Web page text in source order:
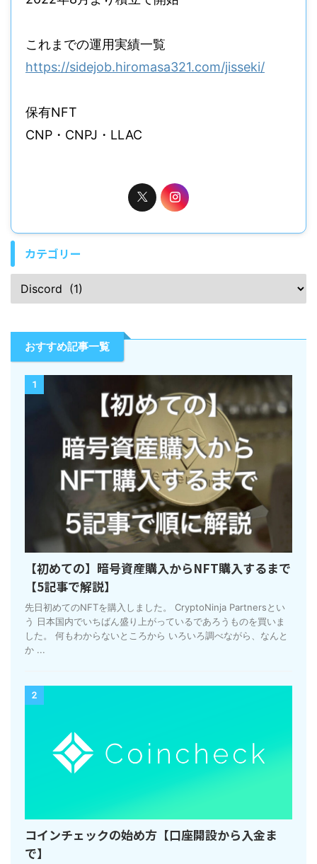
これまでの運用実績一覧
https://sidejob.hiromasa321.com/jisseki/
保有NFT
CNP・CNPJ・LLAC
カテゴリー
おすすめ記事一覧
1
【初めての】暗号資産購入からNFT購入するまで
【5記事で解説】
先日初めてのNFTを購入しました。 CryptoNinja Partnersとい
う 日本国内でいちばん盛り上がっているであろうものを買いま
した。 何もわからないところから いろいろ調べながら、なんと
か ...
2
コインチェックの始め方【口座開設から入金ま
で】